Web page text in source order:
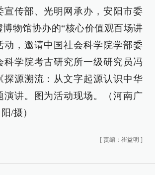
宣传部、光明网承办，安阳市委
物馆协办的“核心价值观百场讲
动，邀请中国社会科学院学部委
科学院考古研究所一级研究员冯
探源溯流：从文字起源认识中华
演讲。图为活动现场。（河南广
/摄）
[ 责编：崔益明 ]